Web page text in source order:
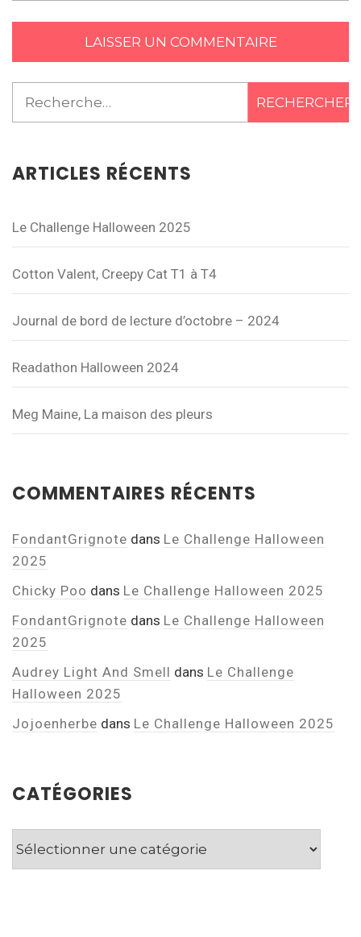
Rechercher :
ARTICLES RÉCENTS
Le Challenge Halloween 2025
Cotton Valent, Creepy Cat T1 à T4
Journal de bord de lecture d’octobre – 2024
Readathon Halloween 2024
Meg Maine, La maison des pleurs
COMMENTAIRES RÉCENTS
FondantGrignote dans Le Challenge Halloween
2025
Chicky Poo dans Le Challenge Halloween 2025
FondantGrignote dans Le Challenge Halloween
2025
Audrey Light And Smell dans Le Challenge
Halloween 2025
Jojoenherbe dans Le Challenge Halloween 2025
CATÉGORIES
Catégories